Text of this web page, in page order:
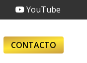
YouTube
CONTACTO